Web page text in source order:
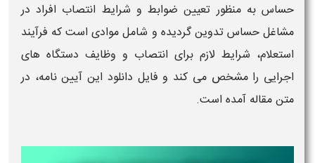
حساس به منظور تعیین ضوابط و شرایط انتصاب افراد در
مشاغل حساس تدوین گردیده و شامل موادی است که فرآیند
استعلام، شرایط لازم برای انتصاب و وظایف دستگاه های
اجرایی را مشخص می کند و فایل دانلود این آیین نامه، در
متن مقاله آمده است.